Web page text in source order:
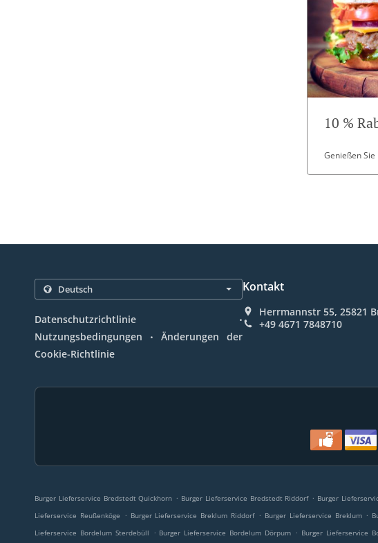
10 %
Genießen
Datenschutzrichtlinie .
Nutzungsbedingungen .
Änderungen der
Cookie-Richtlinie
Kontakt
Herrmannstr 55, 25821
+49 4671 7848710
Burger Lieferservice Bredstedt Quickhorn . Burger Lieferservice Bredstedt Riddorf . Burger
Lieferservice Reußenköge
. Burger Lieferservice Breklum Riddorf . Burger Lieferservice Breklum .
Lieferservice Bordelum Sterdebüll
. Burger Lieferservice Bordelum Dörpum . Burger Lieferservice